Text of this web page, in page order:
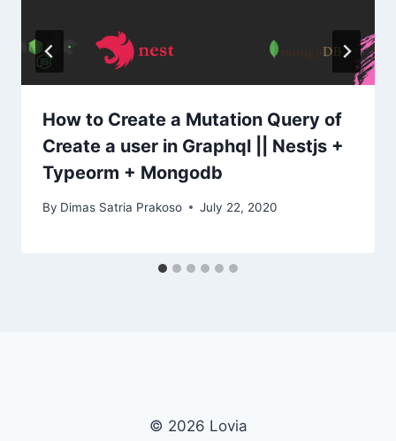
How to Create a Mutation Query of
Create a user in Graphql || Nestjs +
Typeorm + Mongodb
By Dimas Satria Prakoso July 22, 2020
© 2026 Lovia